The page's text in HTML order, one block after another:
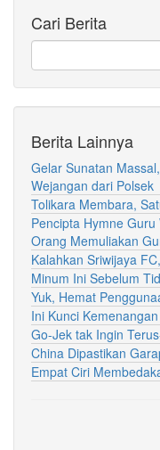
Cari Berita
Berita Lainnya
Gelar Sunatan
Wejangan dari Polsek
Tolikara Membara,
Pencipta Hymne
Orang Memuliakan
Kalahkan Sriwijaya
Minum Ini Sebelum
Yuk, Hemat
Ini Kunci
Go-Jek tak Ingin
China Dipastikan
Empat Ciri